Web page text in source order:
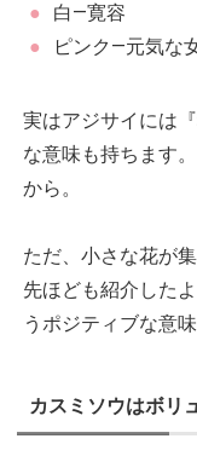
白―寛容
ピンク―元気な
実はアジサイには
な意味も持ちます
から。
ただ、小さな花が
先ほども紹介した
うポジティブな意
カスミソウはボリ